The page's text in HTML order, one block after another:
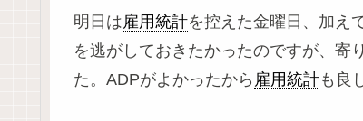
明日は 雇用統計を控えた金曜日、加え
を逃がしておきたかったのですが、寄
た。ADPがよかったから 雇用統計も良